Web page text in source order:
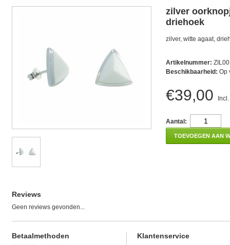
zilver
driehoek
zilver, witte agaat,
Artikelnummer:
Beschikbaarheid: Op
€39,00
Aantal:
TOEVOEGEN AAN
Reviews
Geen reviews gevonden...
Betaalmethoden Klantenservice